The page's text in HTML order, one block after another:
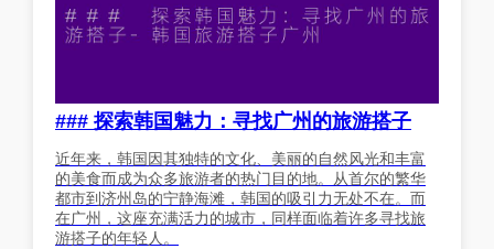
### 探索韩国魅力：寻找广州的旅游搭子
近年来，韩国因其独特的文化、美丽的自然风光和丰富
的美食而成为众多旅游者的热门目的地。从首尔的繁华
都市到济州岛的宁静海滩，韩国的吸引力无处不在。而
在广州，这座充满活力的城市，同样面临着许多寻找旅
游搭子的年轻人。